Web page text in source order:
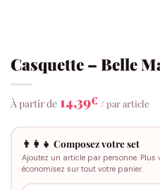
Casquette – Belle
À partir de 14,39€ / par article
👨‍👩‍👧 Composez votre set
Ajoutez un article par personne. Plus
économisez sur tout votre panier.